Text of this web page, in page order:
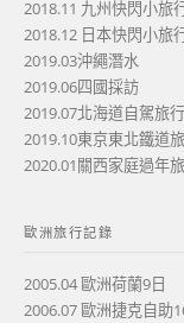
2018.11 九州快閃小旅
2018.12 日本快閃小旅
2019.03沖繩潛水
2019.06四國採訪
2019.07北海道自駕旅行
2019.10東京東北鐵道
2020.01關西家庭過年
歐洲旅行記錄
2005.04 歐洲荷蘭9日
2006.07 歐洲捷克自助